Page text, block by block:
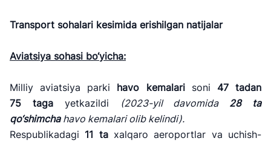
Transport sohalari kesimida erishilgan natijalar
Aviatsiya sohasi bo‘yicha:
Milliy aviatsiya parki havo kemalarisoni 47 tadan
75 tagayetkazildi (2023-yil davomida28 ta
qo‘shimchahavo kemalari olib kelindi).
Respublikadagi 11 taxalqaro aeroportlar va uchish-